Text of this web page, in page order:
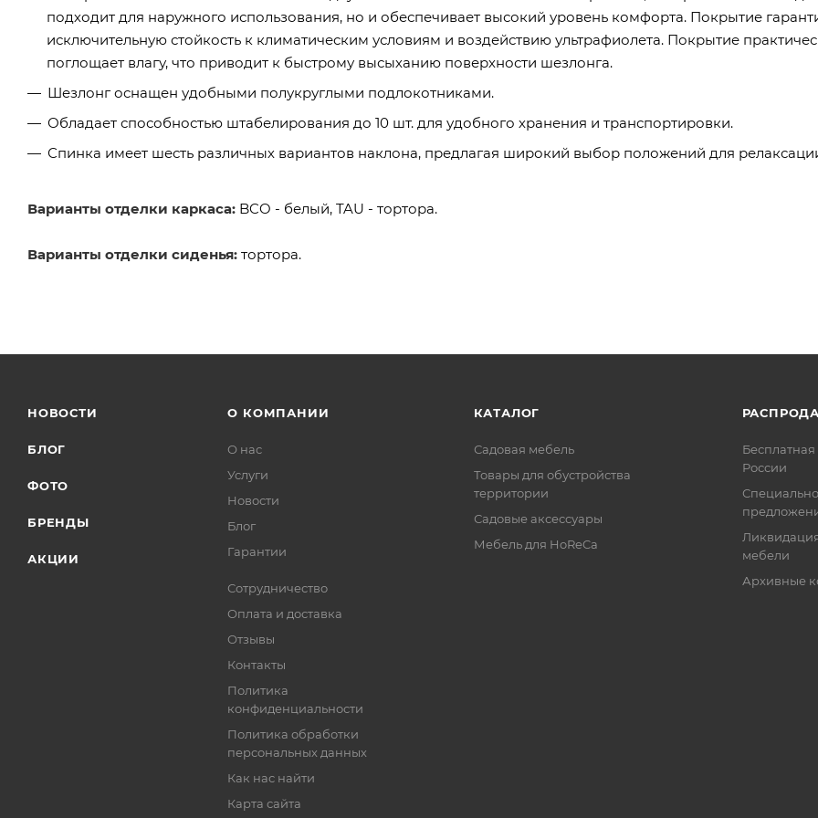
подходит для наружного использования, но и обеспечивает высокий уровень комфорта. Покрытие
исключительную стойкость к климатическим условиям и воздействию ультрафиолета. Покрытие
поглощает влагу, что приводит к быстрому высыханию поверхности шезлонга.
Шезлонг оснащен удобными полукруглыми подлокотниками.
Обладает способностью штабелирования до 10 шт. для удобного хранения и транспортировки.
Спинка имеет шесть различных вариантов наклона, предлагая широкий выбор положений для
Варианты отделки каркаса: BCO - белый, TAU - тортора.
Варианты отделки сиденья: тортора.
НОВОСТИ
БЛОГ
ФОТО
БРЕНДЫ
АКЦИИ
О КОМПАНИИ
О нас
Услуги
Новости
Блог
Гарантии
Сотрудничество
Оплата и доставка
Отзывы
Контакты
Политика
конфиденциальности
Политика обработки
персональных данных
Как нас найти
Карта сайта
КАТАЛОГ
Садовая мебель
Товары для обустройства
территории
Садовые аксессуары
Мебель для HoReCa
Бесплатная
России
мебели
Архивные